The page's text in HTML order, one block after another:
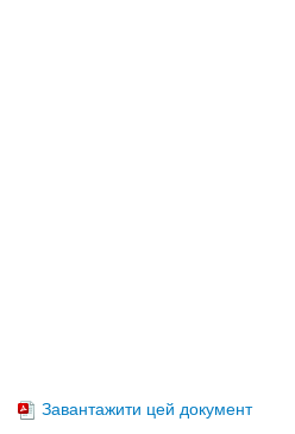
Завантажити цей документ